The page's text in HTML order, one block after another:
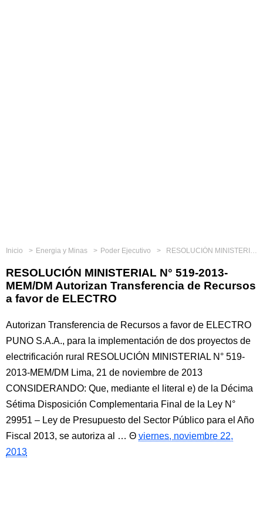
Inicio Energia y Minas Poder Ejecutivo RESOLUCIÓN MINISTERIAL N° 519-2013-MEM/DM Autorizan Transferencia de Recursos a favor de ELECTRO
RESOLUCIÓN MINISTERIAL N° 519-2013-
MEM/DM Autorizan Transferencia de Recursos
a favor de ELECTRO
Autorizan Transferencia de Recursos a favor de ELECTRO
PUNO S.A.A., para la implementación de dos proyectos de
electrificación rural RESOLUCIÓN MINISTERIAL N° 519-
2013-MEM/DM Lima, 21 de noviembre de 2013
CONSIDERANDO: Que, mediante el literal e) de la Décima
Sétima Disposición Complementaria Final de la Ley N°
29951 – Ley de Presupuesto del Sector Público para el Año
Fiscal 2013, se autoriza al …
viernes, noviembre 22,
2013